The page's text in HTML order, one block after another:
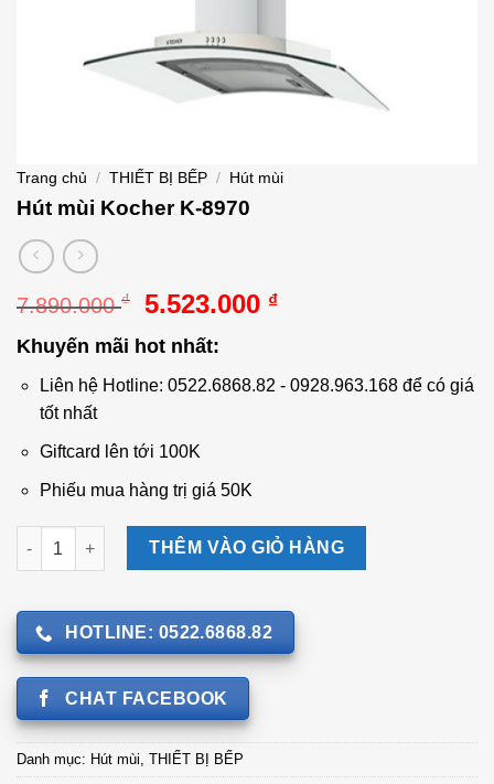
Trang chủ / THIẾT BỊ BẾP / Hút mùi
Hút mùi Kocher K-8970
7.890.000₫
Giá
là:
7.890.000 ₫.
5.523.000 ₫Giá
là:
Khuyến mãi hot nhất:
Liên hệ Hotline: 0522.6868.82 - 0928.963.168 để có giá
tốt nhất
Giftcard lên tới 100K
Phiếu mua hàng trị giá 50K
Hút mùi Kocher K-8970 số lượng
THÊM VÀO GIỎ HÀNG
HOTLINE: 0522.6868.82
CHAT FACEBOOK
Danh mục: Hút mùi, THIẾT BỊ BẾP